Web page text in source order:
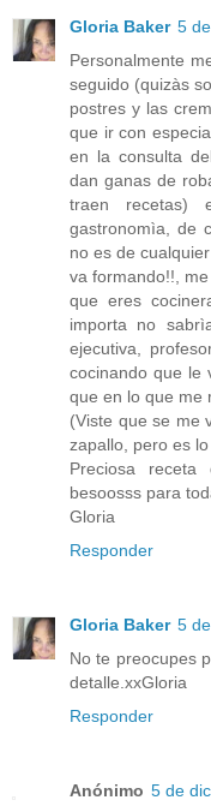
Gloria Baker 5
Personalmente
seguido (quizàs
postres y las
que ir con
en la consulta
dan ganas de
traen recetas)
gastronomìa, de
no es de
va formando!!,
que eres
importa no
ejecutiva,
cocinando que le
que en lo que me
(Viste que se me
zapallo, pero es lo
Preciosa
besoosss para
Gloria
Responder
Gloria Baker 5
No te preocupes
detalle.xxGloria
Responder
Anónimo 5 de